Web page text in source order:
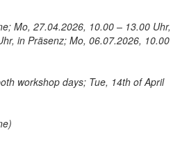
Mo, 27.04.2026, 10.00 – 13.00 Uhr,
in Präsenz; Mo, 06.07.2026, 10.00
workshop days; Tue, 14th of April